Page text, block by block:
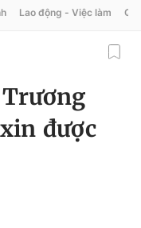
Lao động - Việc làm
được